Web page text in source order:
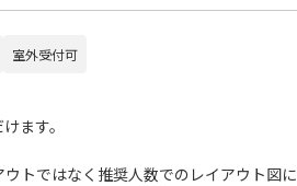
室外受付可
ます。
トではなく推奨人数でのレイアウト図に